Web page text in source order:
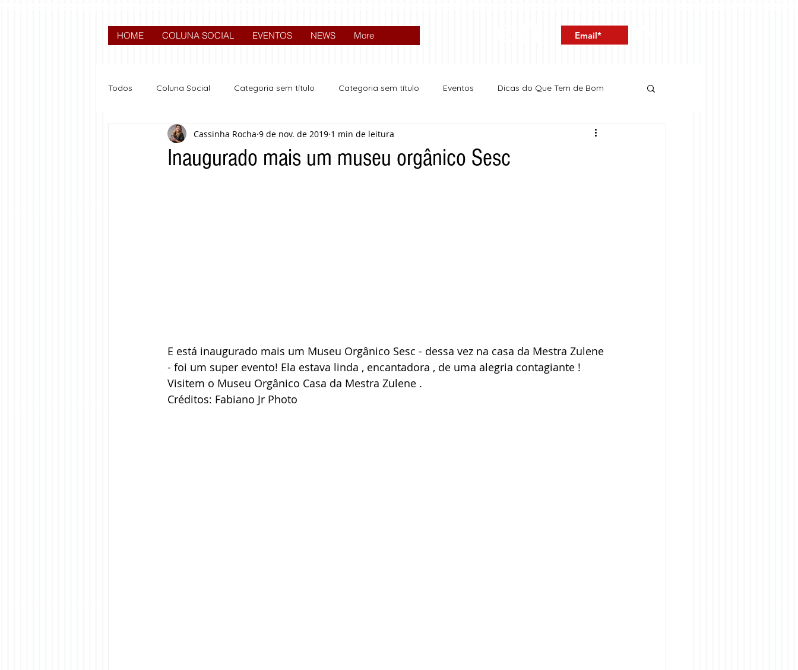
HOME COLUNA SOCIAL EVENTOS NEWS More
Todos Coluna Social Categoria sem título Categoria sem título Eventos Dicas do Que Tem de Bom
Nova categoria Expocrato 2024 Política
Inaugurado mais um museu orgânico Sesc
Cassinha Rocha 9 de nov. de 2019 1 min de leitura
E está inaugurado mais um Museu Orgânico Sesc - dessa vez na casa da Mestra Zulene
- foi um super evento! Ela estava linda , encantadora , de uma alegria contagiante !
Visitem o Museu Orgânico Casa da Mestra Zulene .
Créditos: Fabiano Jr Photo